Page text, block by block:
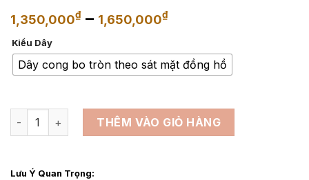
1,350,000₫ – 1,650,000₫Khoảng
từ
1,350,000₫
Kiểu Dây
Dây cong bo tròn theo sát mặt đồng hồ
Dây da đồng hồ thay thế cho Salvatore Ferragamo màu
THÊM VÀO GIỎ HÀNG
Lưu Ý Quan Trọng: